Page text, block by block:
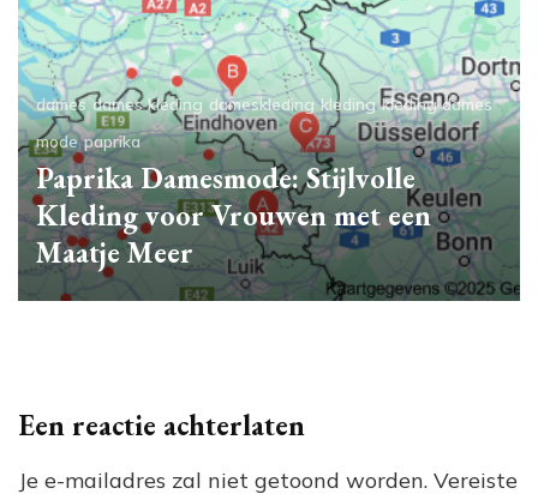
dames dames kleding dameskleding kleding kleding dames
mode paprika
Paprika Damesmode: Stijlvolle
Kleding voor Vrouwen met een
Maatje Meer
Een reactie achterlaten
Je e-mailadres zal niet getoond worden. Vereiste